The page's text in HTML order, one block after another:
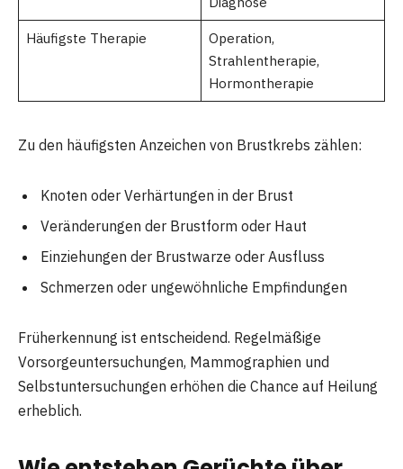
Häufigste Therapie
Operation,
Strahlentherapie,
Hormontherapie
Zu den häufigsten Anzeichen von Brustkrebs zählen:
Knoten oder Verhärtungen in der Brust
Veränderungen der Brustform oder Haut
Einziehungen der Brustwarze oder Ausfluss
Schmerzen oder ungewöhnliche Empfindungen
Früherkennung ist entscheidend. Regelmäßige
Vorsorgeuntersuchungen, Mammographien und
Selbstuntersuchungen erhöhen die Chance auf Heilung
erheblich.